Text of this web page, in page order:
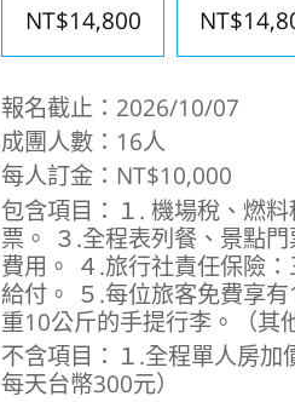
NT$14,800
報名截止：2026/10/07
成團人數：16人
每人訂金：NT$10,000
包含項目：１. 機場稅、燃
票。 ３.全程表列餐、景點
費用。 ４.旅行社責任保險
給付。 ５.每位旅客免費享
重10公斤的手提行李。（其
不含項目：１.全程單人房
每天台幣300元）